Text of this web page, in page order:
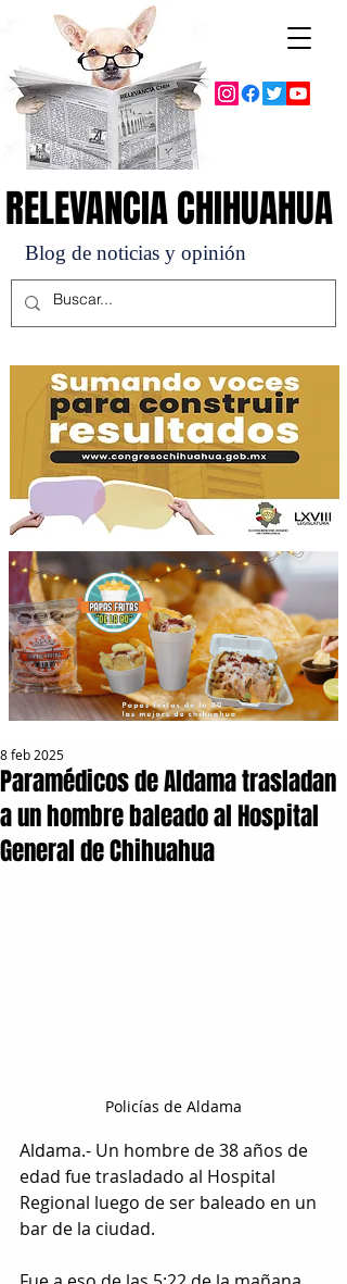
Blog de noticias y opinión
RELEVANCIA CHIHUAHUA
RELEVANCIA CHIHUAHUA
Paramédicos de Aldama trasladan
a un hombre baleado al Hospital
General de Chihuahua
8 feb 2025
Policías de Aldama
Aldama.- Un hombre de 38 años de
edad fue trasladado al Hospital
Regional luego de ser baleado en un
bar de la ciudad.